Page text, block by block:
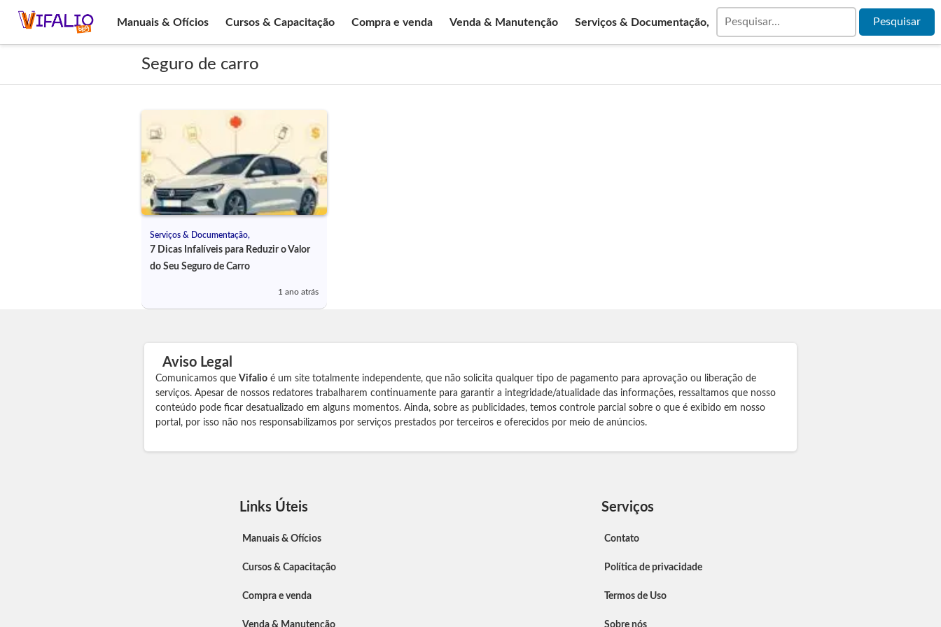
Manuais & Ofícios Cursos & Capacitação Compra e venda Venda & Manutenção Serviços & Documentação,
Seguro de carro
Serviços & Documentação,
7 Dicas Infalíveis para Reduzir o Valor
do Seu Seguro de Carro
1 ano atrás
Aviso Legal
Comunicamos que Vifalio é um site totalmente independente, que não solicita qualquer tipo de pagamento para aprovação ou liberação de
serviços. Apesar de nossos redatores trabalharem continuamente para garantir a integridade/atualidade das informações, ressaltamos que nosso
conteúdo pode ficar desatualizado em alguns momentos. Ainda, sobre as publicidades, temos controle parcial sobre o que é exibido em nosso
portal, por isso não nos responsabilizamos por serviços prestados por terceiros e oferecidos por meio de anúncios.
Links Úteis
Manuais & Ofícios
Cursos & Capacitação
Compra e venda
Venda & Manutenção
Serviços
Contato
Política de privacidade
Termos de Uso
Sobre nós